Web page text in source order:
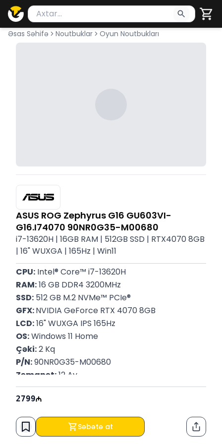
Məhsul axtar
Axtarış üçün ən azı 2 simvol yazın. Göndərmək
Əsas Səhifə Noutbuklar Oyun Noutbukları
ASUS ROG Zephyrus G16 GU603VI-
G16.I74070 90NR0G35-M00680
i7-13620H | 16GB RAM | 512GB SSD | RTX4070 8GB
| 16" WUXGA | 165Hz | Win11
CPU: Intel® Core™ i7-13620H
RAM: 16 GB DDR4 3200MHz
SSD: 512 GB M.2 NVMe™ PCIe®
GFX: NVIDIA GeForce RTX 4070 8GB
LCD: 16" WUXGA IPS 165Hz
OS: Windows 11 Home
Çəki: 2 Kq
P/N: 90NR0G35-M00680
Zəmanət: 12 Ay
2799
Səbətə at